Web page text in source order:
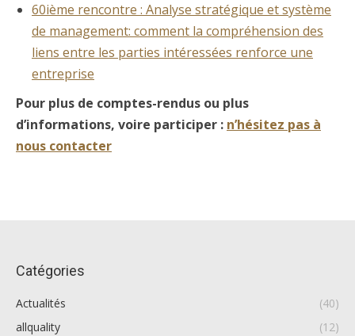
60ième rencontre : Analyse stratégique et système
de management: comment la compréhension des
liens entre les parties intéressées renforce une
entreprise
Pour plus de comptes-rendus ou plus
d’informations, voire participer : n’hésitez pas à
nous contacter
Catégories
Actualités
(40)
allquality
(12)